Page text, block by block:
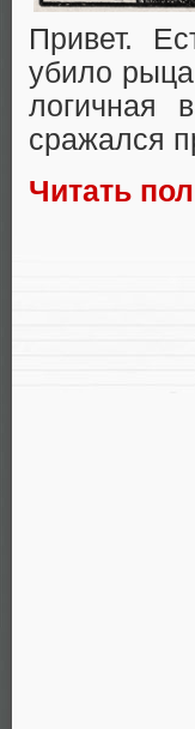
Привет.
убило
логичная
сражался
Читать